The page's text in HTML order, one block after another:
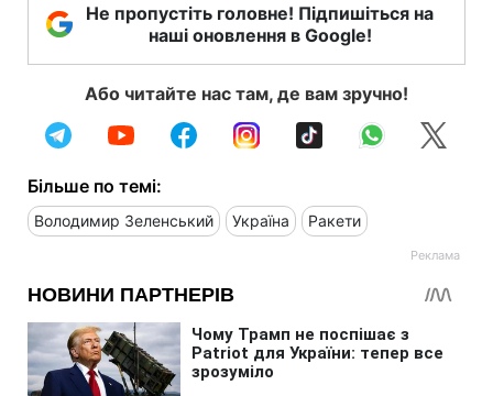
Не пропустіть головне! Підпишіться на
наші оновлення в Google!
Або читайте нас там, де вам зручно!
Більше по темі:
Володимир Зеленський Україна Ракети